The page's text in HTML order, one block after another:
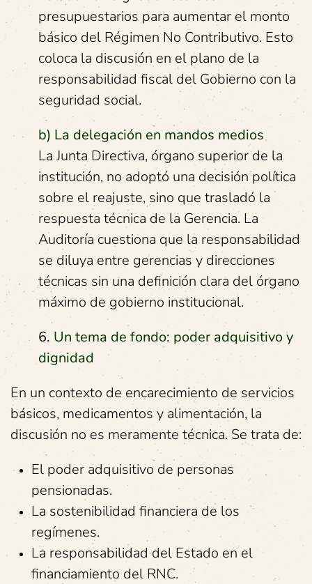
presupuestarios para aumentar el monto
básico del Régimen No Contributivo. Esto
coloca la discusión en el plano de la
responsabilidad fiscal del Gobierno con la
seguridad social.
b) La delegación en mandos medios
La Junta Directiva, órgano superior de la
institución, no adoptó una decisión política
sobre el reajuste, sino que trasladó la
respuesta técnica de la Gerencia. La
Auditoría cuestiona que la responsabilidad
se diluya entre gerencias y direcciones
técnicas sin una definición clara del órgano
máximo de gobierno institucional.
6. Un tema de fondo: poder adquisitivo y
dignidad
En un contexto de encarecimiento de servicios
básicos, medicamentos y alimentación, la
discusión no es meramente técnica. Se trata de:
El poder adquisitivo de personas
pensionadas.
La sostenibilidad financiera de los
regímenes.
La responsabilidad del Estado en el
financiamiento del RNC.